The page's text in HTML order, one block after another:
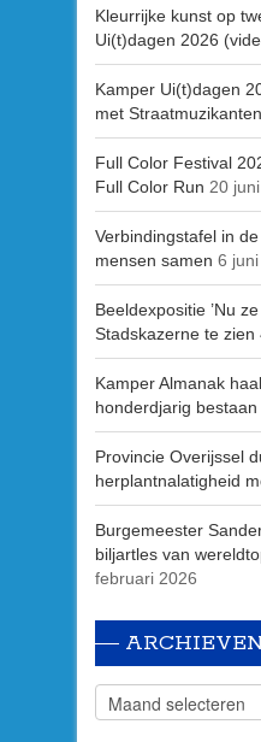
Kleurrijke kunst op
Ui(t)dagen 2026
Kamper Ui(t)dagen
met
Full Color Festival
Full Color Run 20
Verbindingstafel in
mensen samen 6
Beeldexpositie ’Nu
Stadskazerne te zien
Kamper Almanak
honderdjarig bestaan
Provincie Overijssel
herplantnalatigheid
Burgemeester
biljartles van
februari 2026